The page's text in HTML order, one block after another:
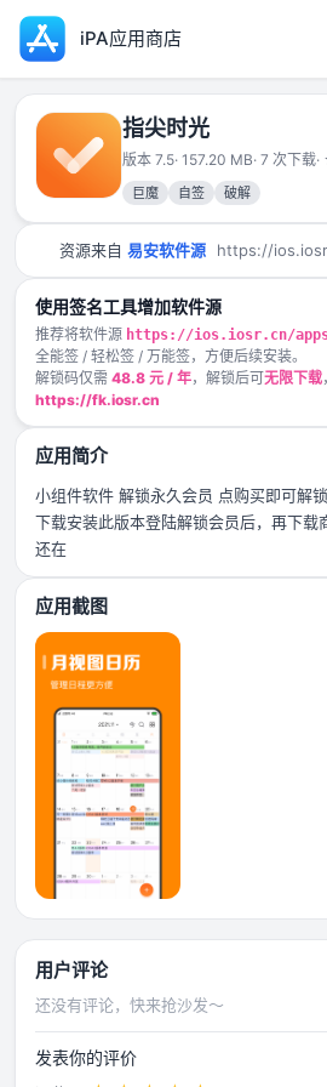
iPA应用商店
指尖时光
版本 7.5· 157.20 MB· 7 次下载·
巨魔
自签 破解
资源来自 易安软件源 https://
使用签名工具增加软件源
推荐将软件源 https://ios.iosr.cn/
全能签 / 轻松签 / 万能签，方便后续安装。
解锁码仅需 48.8 元 / 年，解锁后可无限下载
https://fk.iosr.cn
应用简介
小组件软件 解锁永久会员 点购买即可解
下载安装此版本登陆解锁会员后，再下载
还在
应用截图
用户评论
还没有评论，快来抢沙发～
发表你的评价